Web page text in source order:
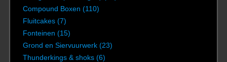
Compound Boxen (110)
Fluitcakes (7)
Fonteinen (15)
Grond en Siervuurwerk (23)
Thunderkings & shoks (6)